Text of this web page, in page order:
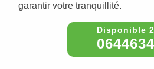
garantir votre tranquillité.